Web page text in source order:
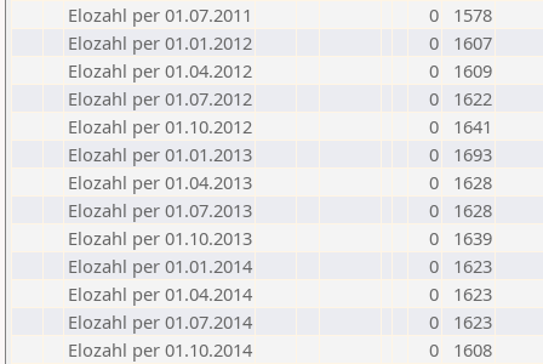
Elozahl per 01.07.2011
0
1578
Elozahl per 01.01.2012
0
1607
Elozahl per 01.04.2012
0
1609
Elozahl per 01.07.2012
0
1622
Elozahl per 01.10.2012
0
1641
Elozahl per 01.01.2013
0
1693
Elozahl per 01.04.2013
0
1628
Elozahl per 01.07.2013
0
1628
Elozahl per 01.10.2013
0
1639
Elozahl per 01.01.2014
0
1623
Elozahl per 01.04.2014
0
1623
Elozahl per 01.07.2014
0
1623
Elozahl per 01.10.2014
0
1608